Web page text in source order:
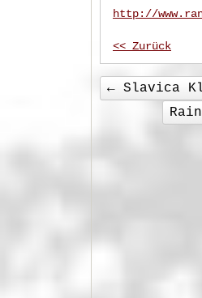
http://
<< Zurück
← Slavica